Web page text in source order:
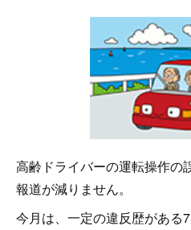
高齢ドライバーの運転操作の
報道が減りません。
今月は、一定の違反歴がある